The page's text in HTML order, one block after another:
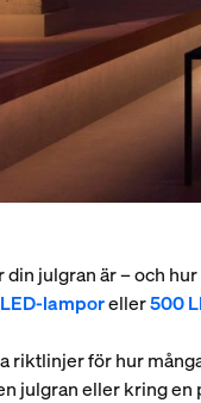
julgran är – och
lamporeller500
riktlinjer för hur
julgran eller kring en